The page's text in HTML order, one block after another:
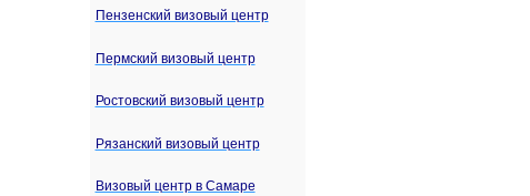
Пензенский визовый центр
Пермский визовый центр
Ростовский визовый центр
Рязанский визовый центр
Визовый центр в Самаре